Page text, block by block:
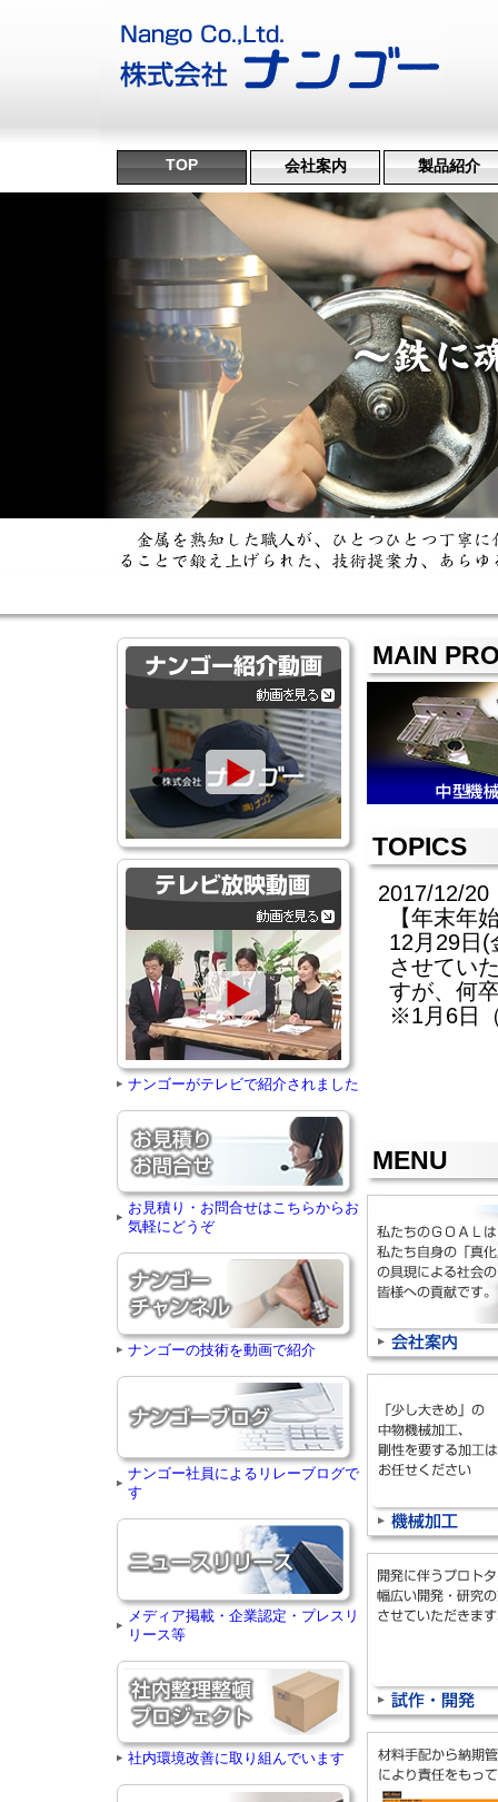
TOP
会社案内
ミッション
会社概要
機械設備
沿革・受賞歴
製品紹介
機械加工
治具･省力化機
試作・開発
特許技術
MAIN
TOPICS
2017/12/20
【年末年
12月29日(
させてい
すが、何
※1月6日
MENU
ナンゴーがテレビで紹介されました
お見積り・お問合せはこちらからお
気軽にどうぞ
ナンゴーの技術を動画で紹介
ナンゴー社員によるリレーブログで
す
メディア掲載・企業認定・プレスリ
リース等
社内環境改善に取り組んでいます